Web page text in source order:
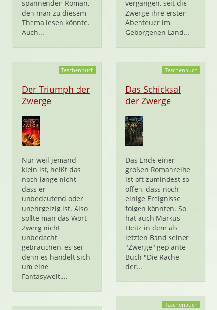
spannenden Roman,
den man zu diesem
Thema lesen könnte.
Auch...
vergangen, seit die
Zwerge ihre ersten
Abenteuer im
Geborgenen Land...
Taschenbuch
Der Triumph der
Zwerge
Nur weil jemand
klein ist, heißt das
noch lange nicht,
dass er
unbedeutend oder
unehrgeizig ist. Also
sollte man das Wort
Zwerg nicht
unbedacht
gebrauchen, es sei
denn es handelt sich
um eine
Fantasywelt....
Taschenbuch
Das Schicksal
der Zwerge
Das Ende einer
großen Romanreihe
ist oft zumindest so
offen, dass noch
einige Ereignisse
folgen könnten. So
hat auch Markus
Heitz in dem als
letzten Band seiner
"Zwerge" geplante
Buch "Die Rache
der...
Taschenbuch